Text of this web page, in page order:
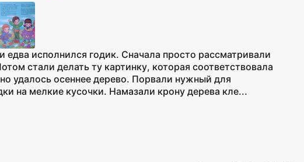
исполнился годик. Сначала просто рассматривали
стали делать ту картинку, которая соответствовала
удалось осеннее дерево. Порвали нужный для
на мелкие кусочки. Намазали крону дерева кле...